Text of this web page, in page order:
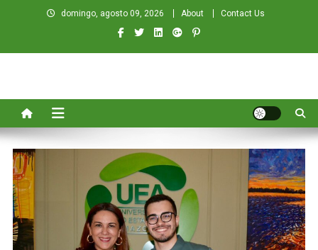
domingo, agosto 09, 2026 About Contact Us